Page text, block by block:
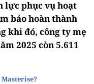
lực phục vụ hoạt
bảo hoàn thành
khi đó, công ty mẹ
2025 còn 5.611